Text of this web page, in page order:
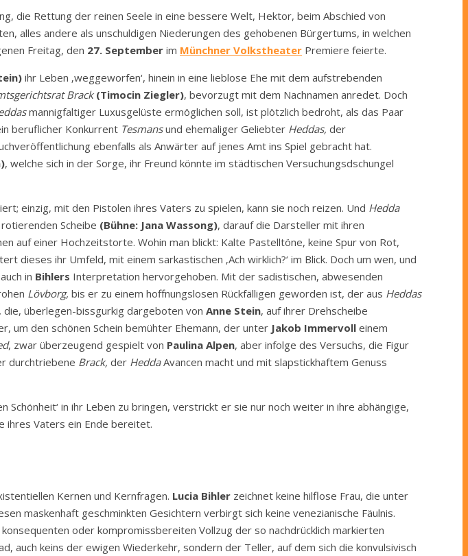
die Rettung der reinen Seele in eine bessere Welt, Hektor, beim Abschied von
alles andere als unschuldigen Niederungen des gehobenen Bürgertums, in welchen
Freitag, den 27. September im Münchner Volkstheater Premiere feierte.
ihr Leben ‚weggeworfen‘, hinein in eine lieblose Ehe mit dem aufstrebenden
Brack(Timocin Ziegler), bevorzugt mit dem Nachnamen anredet. Doch
mannigfaltiger Luxusgelüste ermöglichen soll, ist plötzlich bedroht, als das Paar
beruflicher Konkurrent Tesmansund ehemaliger Geliebter Heddas, der
ebenfalls als Anwärter auf jenes Amt ins Spiel gebracht hat.
, welche sich in der Sorge, ihr Freund könnte im städtischen Versuchungsdschungel
einzig, mit den Pistolen ihres Vaters zu spielen, kann sie noch reizen. Und Hedda
Scheibe (Bühne: Jana Wassong), darauf die Darsteller mit ihren
auf einer Hochzeitstorte. Wohin man blickt: Kalte Pastelltöne, keine Spur von Rot,
dieses ihr Umfeld, mit einem sarkastischen ‚Ach wirklich?‘ im Blick. Doch um wen, und
in Bihlers Interpretation hervorgehoben. Mit der sadistischen, abwesenden
Lövborg, bis er zu einem hoffnungslosen Rückfälligen geworden ist, der aus Heddas
die, überlegen-bissgurkig dargeboten von Anne Stein, auf ihrer Drehscheibe
um den schönen Schein bemühter Ehemann, der unter Jakob Immervoll einem
, zwar überzeugend gespielt von Paulina Alpen, aber infolge des Versuchs, die Figur
durchtriebene Brack, der HeddaAvancen macht und mit slapstickhaftem Genuss
Schönheit‘ in ihr Leben zu bringen, verstrickt er sie nur noch weiter in ihre abhängige,
ihres Vaters ein Ende bereitet.
Kernen und Kernfragen. Lucia Bihler zeichnet keine hilflose Frau, die unter
maskenhaft geschminkten Gesichtern verbirgt sich keine venezianische Fäulnis.
oder kompromissbereiten Vollzug der so nachdrücklich markierten
auch keins der ewigen Wiederkehr, sondern der Teller, auf dem sich die konvulsivisch